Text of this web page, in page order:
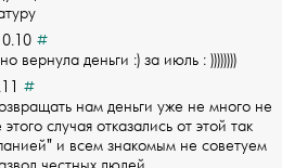
#
вернула деньги :) за июль : ))))))))
#
нам деньги уже не много не
случая отказались от этой так
и всем зна­комым не советуем